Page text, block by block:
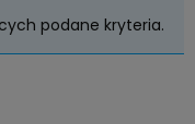
podane kryteria.